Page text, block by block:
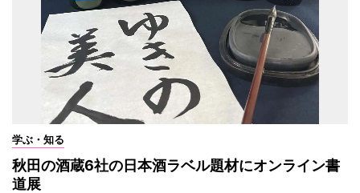
学ぶ・知る
秋田の酒蔵6社の日本酒ラベル題材にオンライン書
道展